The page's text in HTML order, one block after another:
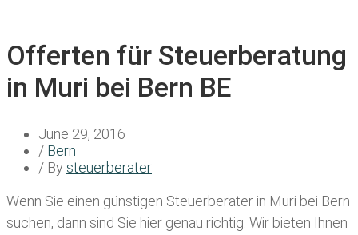
Offerten für Steuerberatung
in Muri bei Bern BE
June 29, 2016
/ Bern
/ By steuerberater
Wenn Sie einen günstigen Steuerberater in Muri bei Bern
suchen, dann sind Sie hier genau richtig. Wir bieten Ihnen